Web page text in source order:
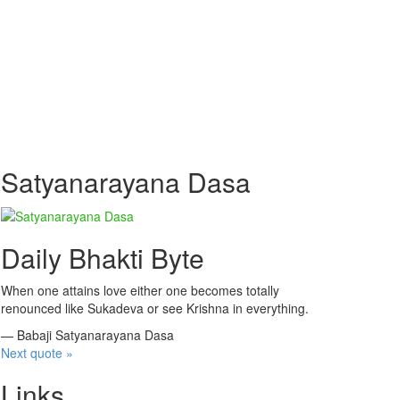
Satyanarayana Dasa
Daily Bhakti Byte
When one attains love either one becomes totally
renounced like Sukadeva or see Krishna in everything.
— Babaji Satyanarayana Dasa
Next quote »